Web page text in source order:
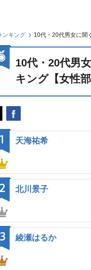
ンキング 10代・20代男女に聞
10代・20代男
キング【女性部
天海祐希
1
北川景子
2
綾瀬はるか
3